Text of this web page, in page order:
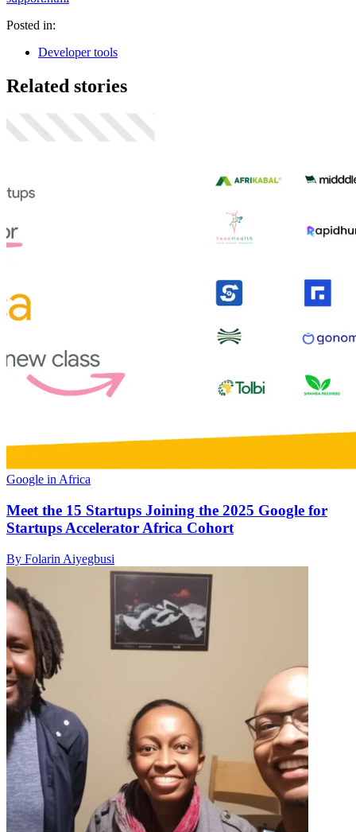
Posted in:
Developer tools
Related stories
Google in Africa
Meet the 15 Startups Joining the 2025 Google for
Startups Accelerator Africa Cohort
By Folarin Aiyegbusi